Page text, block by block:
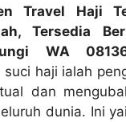
Travel Haji
Tersedia
WA
haji ialah
dan
dunia. Ini